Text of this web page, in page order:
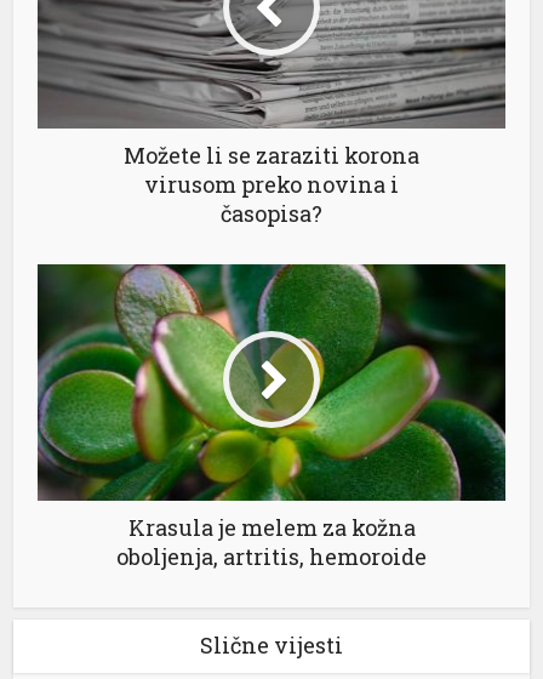
Možete li se zaraziti korona
virusom preko novina i
časopisa?
Krasula je melem za kožna
oboljenja, artritis, hemoroide
Slične vijesti